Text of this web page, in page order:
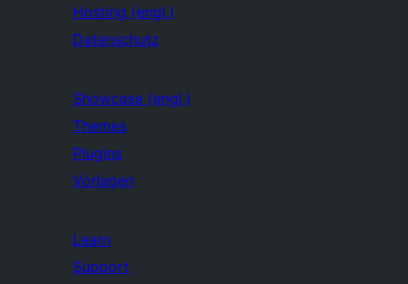
Hosting (engl.)
Datenschutz
Showcase (engl.)
Themes
Plugins
Vorlagen
Learn
Support